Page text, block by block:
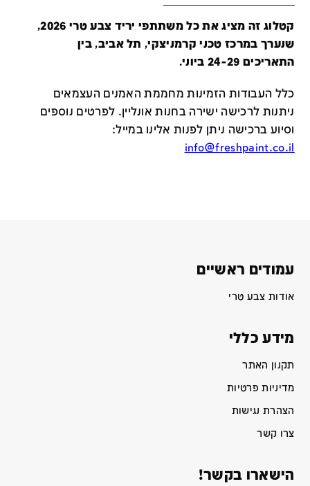
קטלוג זה מציג את כל משתתפי יריד צבע טרי 2026,
שנערך במרכז טכני קרמניצקי, תל אביב, בין
התאריכים 24-29 ביוני.
כלל העבודות הזמינות מחממת האמנים העצמאים
ניתנות לרכישה ישירה בחנות אונליין. לפרטים נוספים
וסיוע ברכישה ניתן לפנות אלינו במייל:
info@freshpaint.co.il
עמודים ראשיים
אודות צבע טרי
מידע כללי
תקנון האתר
מדיניות פרטיות
הצהרת נגישות
צרו קשר
הישארו בקשר!